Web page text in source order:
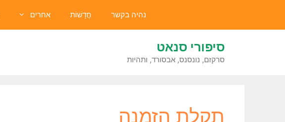
נהיה בקשר חֲדָשׁוֹת אחרים
סיפורי סנאט
סרקזם, נונסנס, אבסורד, ותהיות
תקלת הזמנה